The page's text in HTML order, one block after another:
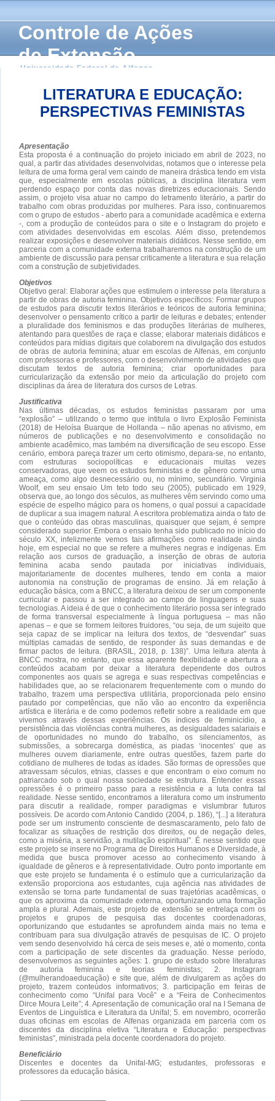
Controle de Ações
de Extensão
Universidade Federal de Alfenas
LITERATURA E EDUCAÇÃO:
PERSPECTIVAS FEMINISTAS
Apresentação
Esta proposta é a continuação do projeto iniciado em abril de 2023, no
qual, a partir das atividades desenvolvidas, notamos que o interesse pela
leitura de uma forma geral vem caindo de maneira drástica tendo em vista
que, especialmente em escolas públicas, a disciplina literatura vem
perdendo espaço por conta das novas diretrizes educacionais. Sendo
assim, o projeto visa atuar no campo do letramento literário, a partir do
trabalho com obras produzidas por mulheres. Para isso, continuaremos
com o grupo de estudos - aberto para a comunidade acadêmica e externa
-, com a produção de conteúdos para o site e o Instagram do projeto e
com atividades desenvolvidas em escolas. Além disso, pretendemos
realizar exposições e desenvolver materiais didáticos. Nesse sentido, em
parceria com a comunidade externa trabalharemos na construção de um
ambiente de discussão para pensar criticamente a literatura e sua relação
com a construção de subjetividades.
Objetivos
Objetivo geral: Elaborar ações que estimulem o interesse pela literatura a
partir de obras de autoria feminina. Objetivos específicos: Formar grupos
de estudos para discutir textos literários e teóricos de autoria feminina;
desenvolver o pensamento crítico a partir de leituras e debates; entender
a pluralidade dos feminismos e das produções literárias de mulheres,
atentando para questões de raça e classe; elaborar materiais didáticos e
conteúdos para mídias digitais que colaborem na divulgação dos estudos
de obras de autoria feminina; atuar em escolas de Alfenas, em conjunto
com professoras e professores, com o desenvolvimento de atividades que
discutam textos de autoria feminina; criar oportunidades para
curricularização da extensão por meio da articulação do projeto com
disciplinas da área de literatura dos cursos de Letras.
Justificativa
Nas últimas décadas, os estudos feministas passaram por uma
“explosão” – utilizando o termo que intitula o livro Explosão Feminista
(2018) de Heloísa Buarque de Hollanda – não apenas no ativismo, em
números de publicações e no desenvolvimento e consolidação no
ambiente acadêmico, mas também na diversificação de seu escopo. Esse
cenário, embora pareça trazer um certo otimismo, depara-se, no entanto,
com estruturas sociopolíticas e educacionais muitas vezes
conservadoras, que veem os estudos feministas e de gênero como uma
ameaça, como algo desnecessário ou, no mínimo, secundário. Virginia
Woolf, em seu ensaio Um teto todo seu (2005), publicado em 1929,
observa que, ao longo dos séculos, as mulheres vêm servindo como uma
espécie de espelho mágico para os homens, o qual possui a capacidade
de duplicar a sua imagem natural. A escritora problematiza ainda o fato de
que o conteúdo das obras masculinas, quaisquer que sejam, é sempre
considerado superior. Embora o ensaio tenha sido publicado no início do
século XX, infelizmente vemos tais afirmações como realidade ainda
hoje, em especial no que se refere a mulheres negras e indígenas. Em
relação aos cursos de graduação, a inserção de obras de autoria
feminina acaba sendo pautada por iniciativas individuais,
majoritariamente de docentes mulheres, tendo em conta a maior
autonomia na construção de programas de ensino. Já em relação à
educação básica, com a BNCC, a literatura deixou de ser um componente
curricular e passou a ser integrado ao campo de linguagens e suas
tecnologias. A ideia é de que o conhecimento literário possa ser integrado
de forma transversal especialmente à língua portuguesa – mas não
apenas – e que se formem leitores fruidores, “ou seja, de um sujeito que
seja capaz de se implicar na leitura dos textos, de “desvendar” suas
múltiplas camadas de sentido, de responder às suas demandas e de
firmar pactos de leitura. (BRASIL, 2018, p. 138)”. Uma leitura atenta à
BNCC mostra, no entanto, que essa aparente flexibilidade e abertura a
conteúdos acabam por deixar a literatura dependente dos outros
componentes aos quais se agrega e suas respectivas competências e
habilidades que, ao se relacionarem frequentemente com o mundo do
trabalho, trazem uma perspectiva utilitária, proporcionada pelo ensino
pautado por competências, que não vão ao encontro da experiência
artística e literária e de como podemos refletir sobre a realidade em que
vivemos através dessas experiências. Os índices de feminicídio, a
persistência das violências contra mulheres, as desigualdades salariais e
de oportunidades no mundo do trabalho, os silenciamentos, as
submissões, a sobrecarga doméstica, as piadas ‘inocentes’ que as
mulheres ouvem diariamente, entre outras questões, fazem parte do
cotidiano de mulheres de todas as idades. São formas de opressões que
atravessam séculos, etnias, classes e que encontram o eixo comum no
patriarcado sob o qual nossa sociedade se estrutura. Entender essas
opressões é o primeiro passo para a resistência e a luta contra tal
realidade. Nesse sentido, encontramos a literatura como um instrumento
para discutir a realidade, romper paradigmas e vislumbrar futuros
possíveis. De acordo com Antonio Candido (2004, p. 186), “[...] a literatura
pode ser um instrumento consciente de desmascaramento, pelo fato de
focalizar as situações de restrição dos direitos, ou de negação deles,
como a miséria, a servidão, a mutilação espiritual”. É nesse sentido que
este projeto se insere no Programa de Direitos Humanos e Diversidade, à
medida que busca promover acesso ao conhecimento visando à
igualdade de gêneros e à representatividade. Outro ponto importante em
que este projeto se fundamenta é o estímulo que a curricularização da
extensão proporciona aos estudantes, cuja agência nas atividades de
extensão se torna parte fundamental de suas trajetórias acadêmicas, o
que os aproxima da comunidade externa, oportunizando uma formação
ampla e plural. Ademais, este projeto de extensão se entrelaça com os
projetos e grupos de pesquisa das docentes coordenadoras,
oportunizando que estudantes se aprofundem ainda mais no tema e
contribuam para sua divulgação através de pesquisas de IC. O projeto
vem sendo desenvolvido há cerca de seis meses e, até o momento, conta
com a participação de sete discentes da graduação. Nesse período,
desenvolvemos as seguintes ações: 1. grupo de estudo sobre literaturas
de autoria feminina e teorias feministas; 2. Instagram
(@mulherandoaeducação) e site que, além de divulgarem as ações do
projeto, trazem conteúdos informativos; 3. participação em feiras de
conhecimento como “Unifal para Você” e a “Feira de Conhecimentos
Dirce Moura Leite”; 4. Apresentação de comunicação oral na I Semana de
Eventos de Linguística e Literatura da Unifal; 5. em novembro, ocorrerão
duas oficinas em escolas de Alfenas organizada em parceria com os
discentes da disciplina eletiva “Literatura e Educação: perspectivas
feministas”, ministrada pela docente coordenadora do projeto.
Beneficiário
Discentes e docentes da Unifal-MG; estudantes, professoras e
professores da educação básica.